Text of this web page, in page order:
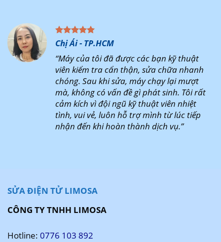
Chị Ái - TP.HCM
“Máy của tôi đã được các bạn kỹ thuật
viên kiểm tra cẩn thận, sửa chữa nhanh
chóng. Sau khi sửa, máy chạy lại mượt
mà, không có vấn đề gì phát sinh. Tôi rất
cảm kích vì đội ngũ kỹ thuật viên nhiệt
tình, vui vẻ, luôn hỗ trợ mình từ lúc tiếp
nhận đến khi hoàn thành dịch vụ.”
SỬA ĐIỆN TỬ LIMOSA
CÔNG TY TNHH LIMOSA
Hotline: 0776 103 892